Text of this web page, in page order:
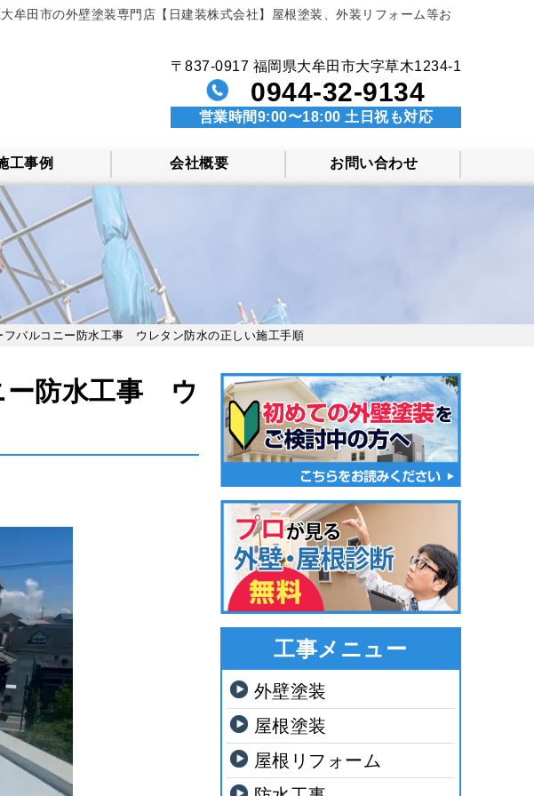
田市の外壁塗装専門店【日建装株式会社】屋根塗装、外装リフォーム等お
〒837-0917 福岡県大牟田市大字草木1234-1
0944-32-9134
営業時間9:00〜18:00 土日祝も対応
工事例 会社概要 お問い合わせ
バルコニー防水工事 ウレタン防水の正しい施工手順
防水工事 ウ
工事メニュー
外壁塗装
屋根塗装
屋根リフォーム